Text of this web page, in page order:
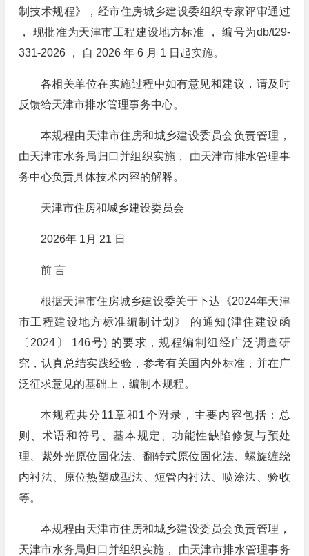
制技术规程》，经市住房城乡建设委组织专家评审通过
， 现批准为天津市工程建设地方标准 ， 编号为db/t29-
331-2026 ， 自 2026 年 6 月 1 日起实施。
各相关单位在实施过程中如有意见和建议，请及时
反馈给天津市排水管理事务中心。
本规程由天津市住房和城乡建设委员会负责管理，
由天津市水务局归口并组织实施， 由天津市排水管理事
务中心负责具体技术内容的解释。
天津市住房和城乡建设委员会
2026年 1月 21 日
前 言
根据天津市住房城乡建设委关于下达《2024年天津
市工程建设地方标准编制计划》 的通知(津住建设函
〔2024〕 146号) 的要求，规程编制组经广泛调查研
究，认真总结实践经验，参考有关国内外标准，并在广
泛征求意见的基础上，编制本规程。
本规程共分11章和1个附录，主要内容包括：总
则、术语和符号、基本规定、功能性缺陷修复与预处
理、紫外光原位固化法、翻转式原位固化法、螺旋缠绕
内衬法、原位热塑成型法、短管内衬法、喷涂法、验收
等。
本规程由天津市住房和城乡建设委员会负责管理，
天津市水务局归口并组织实施， 由天津市排水管理事务